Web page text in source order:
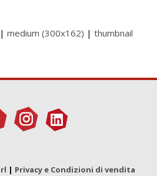
|medium (300x162) |thumbnail
| Privacy e Condizioni di vendita